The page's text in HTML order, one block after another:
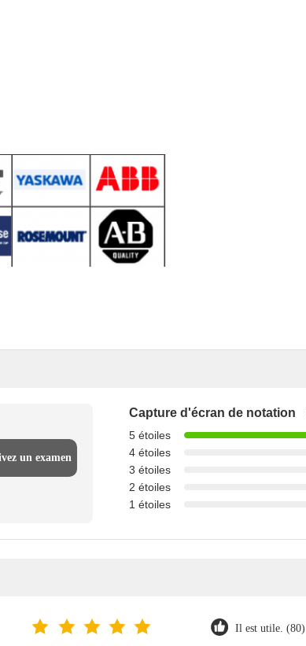
un examen
Capture d'écran de notation
5 étoiles
4 étoiles
3 étoiles
2 étoiles
1 étoiles
Il est utile. (80)